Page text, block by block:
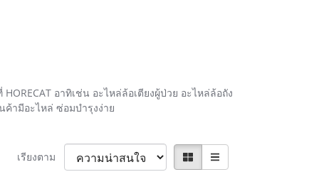
อาทิเช่น อะไหล่ล้อเตียงผู้ป่วย อะไหล่ล้อถัง
ามีอะไหล่ ซ่อมบำรุงง่าย
เรียงตาม